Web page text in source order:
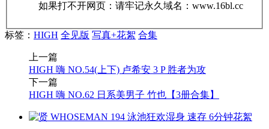
如果打不开网页：请牢记永久域名：www.16bl.cc
标签： HIGH 全见版 写真+花絮 合集
上一篇
HIGH 嗨 NO.54(上下) 卢希安 3 P 胜者为攻
下一篇
HIGH 嗨 NO.62 日系美男子 竹也【3册合集】